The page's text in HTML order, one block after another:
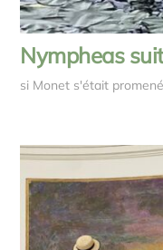
Nympheas
si Monet s'était